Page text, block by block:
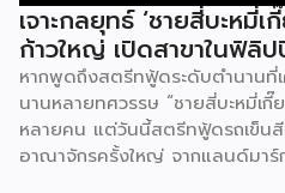
เจาะกลยุทธ์ ‘ชายสี่บะหมี่
ก้าวใหญ่ เปิดสาขาในฟิลิ
หากพูดถึงสตรีทฟู้ดระดับตำนานที่
นานหลายทศวรรษ “ชายสี่บะหมี่เกี๊
หลายคน แต่วันนี้สตรีทฟู้ดรถเข็น
อาณาจักรครั้งใหญ่ จากแลนด์มาร์